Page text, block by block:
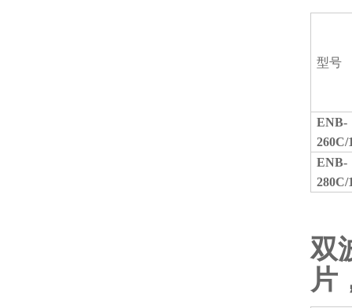
型号
ENB-
260C/
ENB-
280C/
双
片